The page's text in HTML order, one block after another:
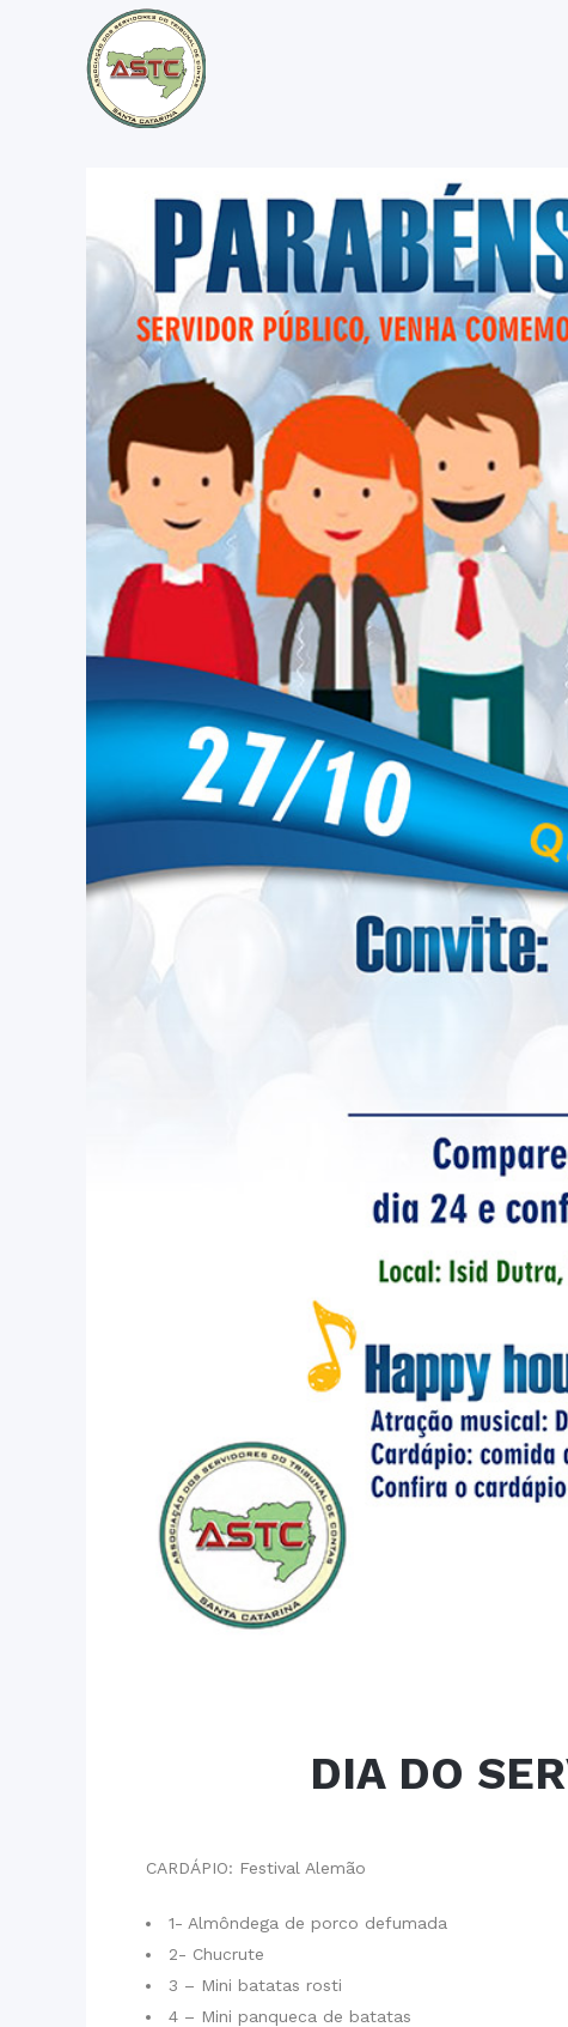
DIA DO
CARDÁPIO: Festival Alemão
1- Almôndega de porco defumada
2- Chucrute
3 – Mini batatas rosti
4 – Mini panqueca de batatas